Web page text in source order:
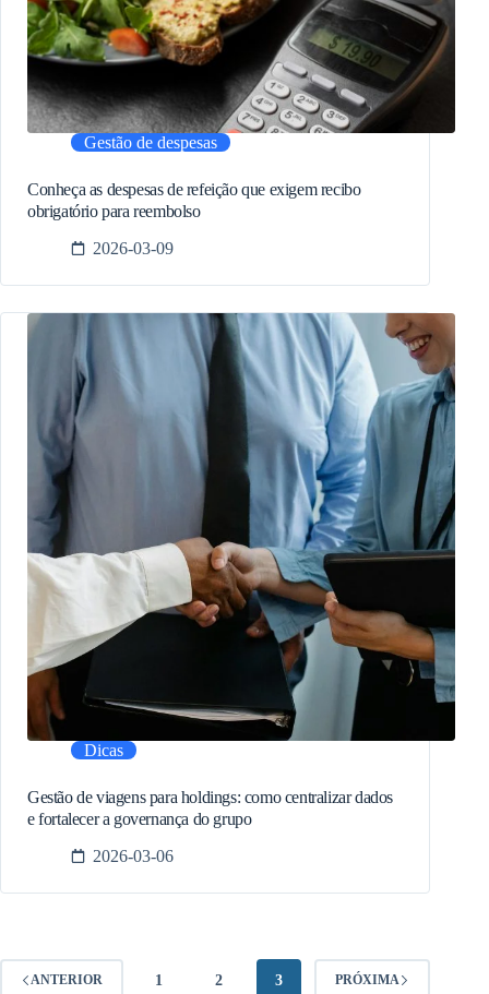
Gestão de despesas
Conheça as despesas de refeição que exigem recibo
obrigatório para reembolso
2026-03-09
Dicas
Gestão de viagens para holdings: como centralizar dados
e fortalecer a governança do grupo
2026-03-06
ANTERIOR 1 2 3 PRÓXIMA